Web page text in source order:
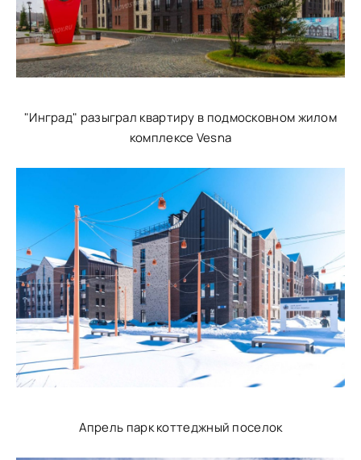
"Инград" разыграл квартиру в подмосковном жилом
комплексе Vesna
Апрель парк коттеджный поселок